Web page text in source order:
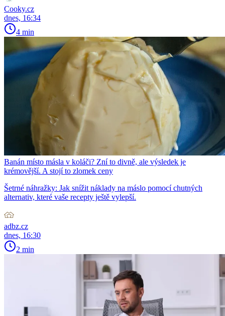
Cooky.cz
dnes, 16:34
4 min
Banán místo másla v koláči? Zní to divně, ale výsledek je
krémovější. A stojí to zlomek ceny
Šetrné náhražky: Jak snížit náklady na máslo pomocí chutných
alternativ, které vaše recepty ještě vylepší.
adbz.cz
dnes, 16:30
2 min